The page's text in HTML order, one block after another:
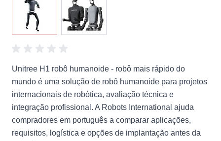
Unitree H1 robô humanoide - robô mais rápido do
mundo é uma solução de robô humanoide para projetos
internacionais de robótica, avaliação técnica e
integração profissional. A Robots International ajuda
compradores em português a comparar aplicações,
requisitos, logística e opções de implantação antes da